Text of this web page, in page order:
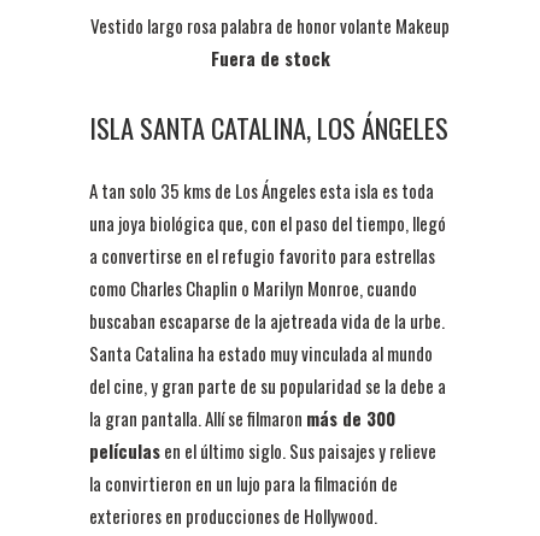
Vestido largo rosa palabra de honor volante Makeup
Fuera de stock
ISLA SANTA CATALINA, LOS ÁNGELES
A tan solo 35 kms de Los Ángeles esta isla es toda
una joya biológica que, con el paso del tiempo, llegó
a convertirse en el refugio favorito para estrellas
como Charles Chaplin o Marilyn Monroe, cuando
buscaban escaparse de la ajetreada vida de la urbe.
Santa Catalina ha estado muy vinculada al mundo
del cine, y gran parte de su popularidad se la debe a
la gran pantalla. Allí se filmaron más de 300
películasen el último siglo. Sus paisajes y relieve
la convirtieron en un lujo para la filmación de
exteriores en producciones de Hollywood.